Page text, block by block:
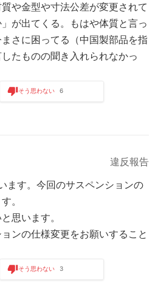
や金型や寸法公差が変更されて
」が出てくる。もはや体質と言っ
さに困ってる（中国製部品を指
たものの聞き入れられなかっ
そう思わない 6
違反報告
ます。今回のサスペンションの
。
思います。
ンの仕様変更をお願いすること
そう思わない 3